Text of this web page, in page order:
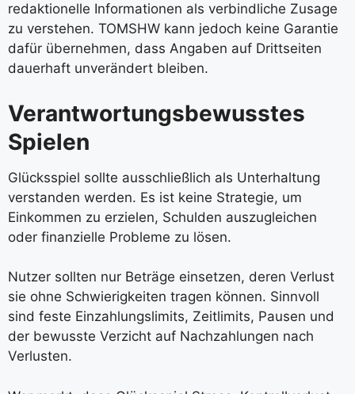
redaktionelle Informationen als verbindliche Zusage
zu verstehen. TOMSHW kann jedoch keine Garantie
dafür übernehmen, dass Angaben auf Drittseiten
dauerhaft unverändert bleiben.
Verantwortungsbewusstes
Spielen
Glücksspiel sollte ausschließlich als Unterhaltung
verstanden werden. Es ist keine Strategie, um
Einkommen zu erzielen, Schulden auszugleichen
oder finanzielle Probleme zu lösen.
Nutzer sollten nur Beträge einsetzen, deren Verlust
sie ohne Schwierigkeiten tragen können. Sinnvoll
sind feste Einzahlungslimits, Zeitlimits, Pausen und
der bewusste Verzicht auf Nachzahlungen nach
Verlusten.